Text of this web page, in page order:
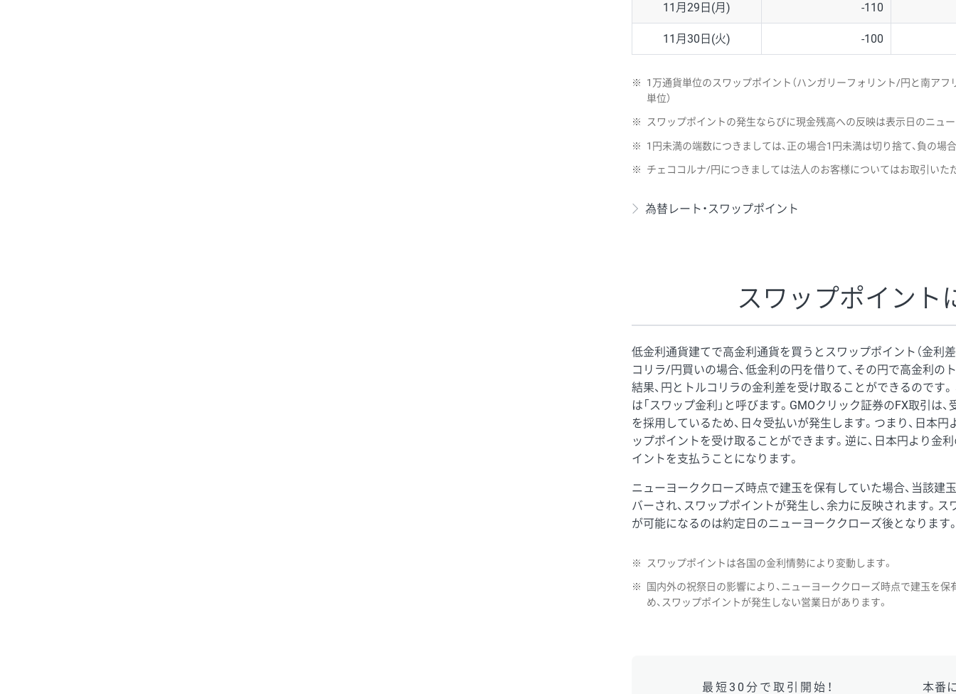
11月29日(月) -110
11月30日(火) -100
※
1万通貨単位のスワップポイント（ハンガリーフォリント/円と南ア
単位）
※ スワップポイントの発生ならびに現金残高への反映は表示日のニュ
※ 1円未満の端数につきましては、正の場合1円未満は切り捨て、負の場
※ チェココルナ/円につきましては法人のお客様についてはお取引いた
為替レート・スワップポイント
スワップポイント
低金利通貨建てで高金利通貨を買うとスワップポイント（金利
コリラ/円買いの場合、低金利の円を借りて、その円で高金利の
結果、円とトルコリラの金利差を受け取ることができるのです
は「スワップ金利」と呼びます。GMOクリック証券のFX取引は
を採用しているため、日々受払いが発生します。つまり、日本
ップポイントを受け取ることができます。逆に、日本円より金
イントを支払うことになります。
ニューヨーククローズ時点で建玉を保有していた場合、当該建
バーされ、スワップポイントが発生し、余力に反映されます。
が可能になるのは約定日のニューヨーククローズ後となります
※ スワップポイントは各国の金利情勢により変動します。
※
国内外の祝祭日の影響により、ニューヨーククローズ時点で建玉を
め、スワップポイントが発生しない営業日があります。
最短30分で取引開始！ 本番